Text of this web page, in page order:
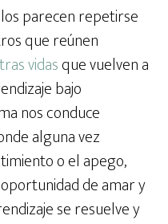
parecen repetirse
que reúnen
vidasque vuelven a
bajo
nos conduce
alguna vez
o el apego,
de amar y
se resuelve y